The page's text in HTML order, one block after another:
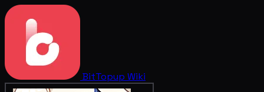
BitTopup Wiki